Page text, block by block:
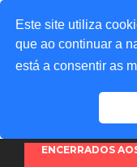
Este site utiliza
que ao continuar a
está a consentir as
ENCERRADOS